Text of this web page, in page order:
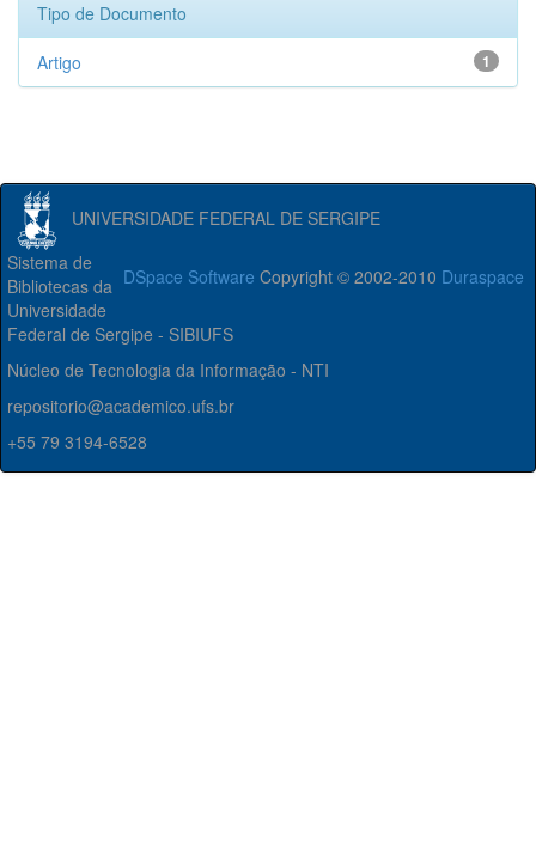
Tipo de Documento
1
Artigo
UNIVERSIDADE FEDERAL DE SERGIPE
DSpace Software Copyright © 2002-2010 Duraspace
Sistema de
Bibliotecas da
Universidade
Federal de Sergipe - SIBIUFS
Núcleo de Tecnologia da Informação - NTI
repositorio@academico.ufs.br
+55 79 3194-6528